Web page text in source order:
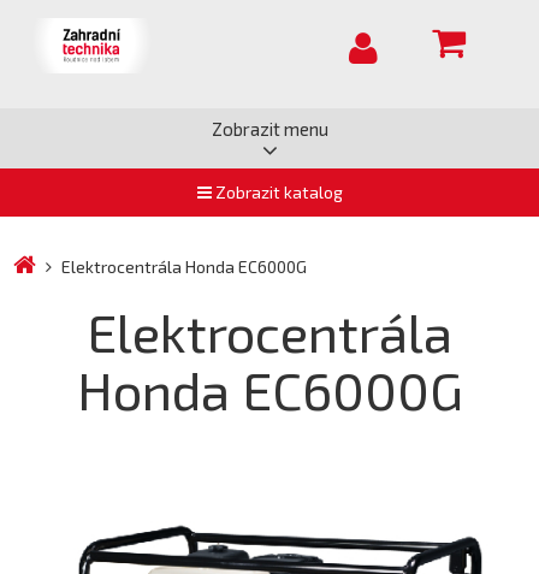
Zobrazit menu
Zobrazit katalog
Elektrocentrála Honda EC6000G
Elektrocentrála
Honda EC6000G